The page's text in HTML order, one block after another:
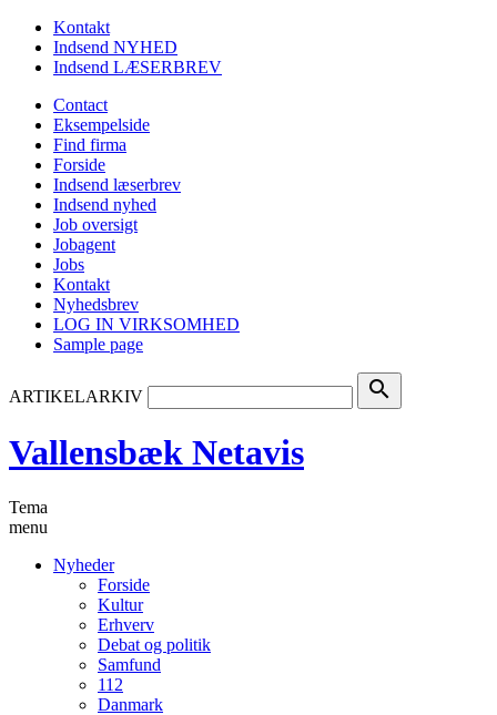
Kontakt
Indsend NYHED
Indsend LÆSERBREV
Contact
Eksempelside
Find firma
Forside
Indsend læserbrev
Indsend nyhed
Job oversigt
Jobagent
Jobs
Kontakt
Nyhedsbrev
LOG IN VIRKSOMHED
Sample page
ARTIKELARKIV search
Vallensbæk Netavis
Tema
menu
Nyheder
Forside
Kultur
Erhverv
Debat og politik
Samfund
112
Danmark